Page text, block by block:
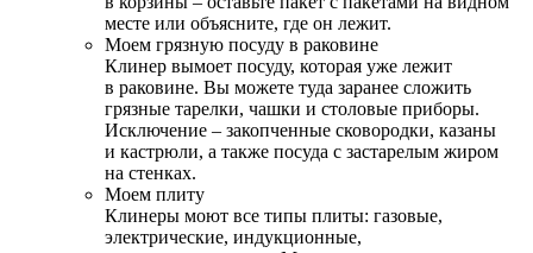
месте или объясните, где он лежит.
Моем грязную посуду в раковине
Клинер вымоет посуду, которая уже лежит
в раковине. Вы можете туда заранее сложить
грязные тарелки, чашки и столовые приборы.
Исключение – закопченные сковородки, казаны
и кастрюли, а также посуда с застарелым жиром
на стенках.
Моем плиту
Клинеры моют все типы плиты: газовые,
электрические, индукционные,